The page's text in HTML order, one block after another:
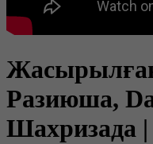
Разиюша,
Шахризада